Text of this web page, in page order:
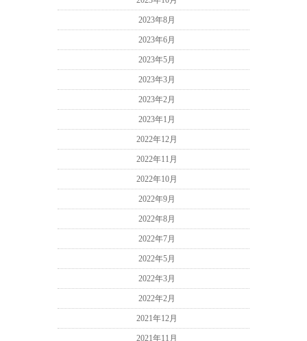
2023年8月
2023年6月
2023年5月
2023年3月
2023年2月
2023年1月
2022年12月
2022年11月
2022年10月
2022年9月
2022年8月
2022年7月
2022年5月
2022年3月
2022年2月
2021年12月
2021年11月